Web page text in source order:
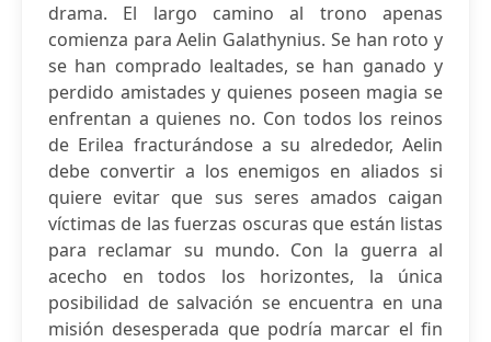
drama. El largo camino al trono apenas
comienza para Aelin Galathynius. Se han roto y
se han comprado lealtades, se han ganado y
perdido amistades y quienes poseen magia se
enfrentan a quienes no. Con todos los reinos
de Erilea fracturándose a su alrededor, Aelin
debe convertir a los enemigos en aliados si
quiere evitar que sus seres amados caigan
víctimas de las fuerzas oscuras que están listas
para reclamar su mundo. Con la guerra al
acecho en todos los horizontes, la única
posibilidad de salvación se encuentra en una
misión desesperada que podría marcar el fin